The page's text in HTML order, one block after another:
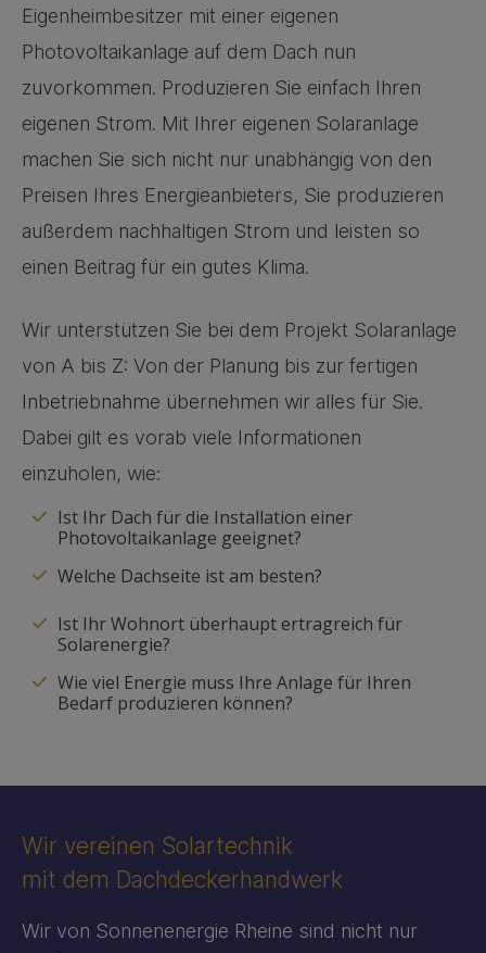
Eigenheimbesitzer mit einer eigenen
Photovoltaikanlage auf dem Dach nun
zuvorkommen. Produzieren Sie einfach Ihren
eigenen Strom. Mit Ihrer eigenen Solaranlage
machen Sie sich nicht nur unabhängig von den
Preisen Ihres Energieanbieters, Sie produzieren
außerdem nachhaltigen Strom und leisten so
einen Beitrag für ein gutes Klima.
Wir unterstützen Sie bei dem Projekt Solaranlage
von A bis Z: Von der Planung bis zur fertigen
Inbetriebnahme übernehmen wir alles für Sie.
Dabei gilt es vorab viele Informationen
einzuholen, wie:
Ist Ihr Dach für die Installation einer
Photovoltaikanlage geeignet?
Welche Dachseite ist am besten?
Ist Ihr Wohnort überhaupt ertragreich für
Solarenergie?
Wie viel Energie muss Ihre Anlage für Ihren
Bedarf produzieren können?
Wir vereinen Solartechnik
mit dem Dachdeckerhandwerk
Wir von Sonnenenergie Rheine sind nicht nur